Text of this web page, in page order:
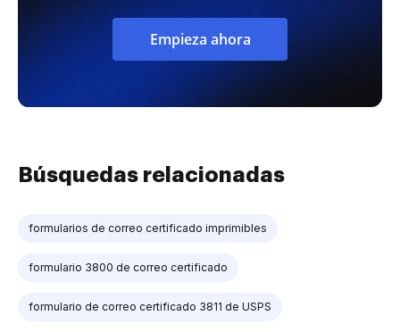
Empieza ahora
Búsquedas relacionadas
formularios de correo certificado imprimibles
formulario 3800 de correo certificado
formulario de correo certificado 3811 de USPS